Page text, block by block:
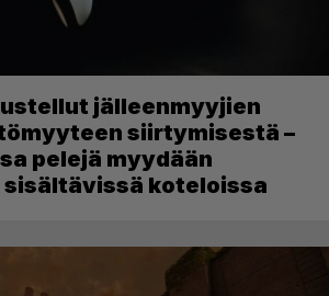
jälleenmyyjien
siirtymisestä –
pelejä myydään
koteloissa